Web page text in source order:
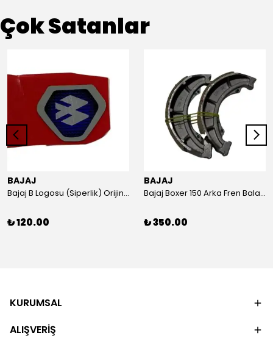
Çok Satanlar
BAJAJ
Bajaj B Logosu (Siperlik) Orijinal
₺ 120.00
BAJAJ
Bajaj Boxer 150 Arka Fren Balatası Orijinal
₺ 350.00
KURUMSAL
ALIŞVERİŞ